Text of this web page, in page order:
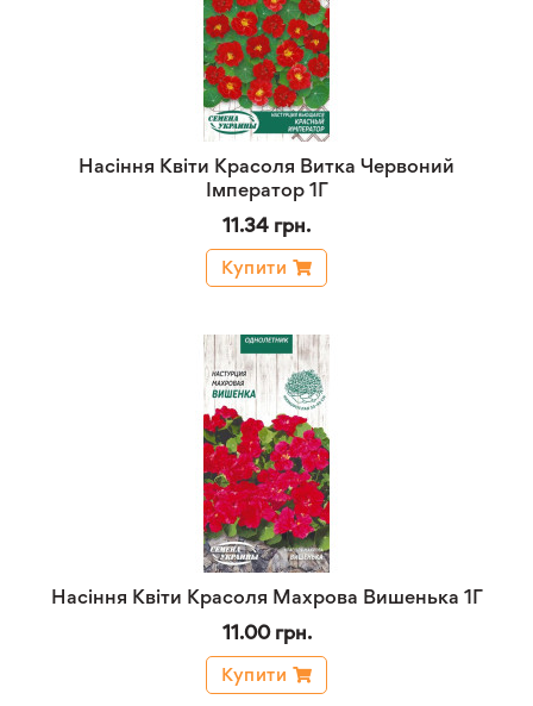
Насіння Квіти Красоля Витка Червоний
Імператор 1Г
11.34 грн.
Купити
Насіння Квіти Красоля Махрова Вишенька 1Г
11.00 грн.
Купити